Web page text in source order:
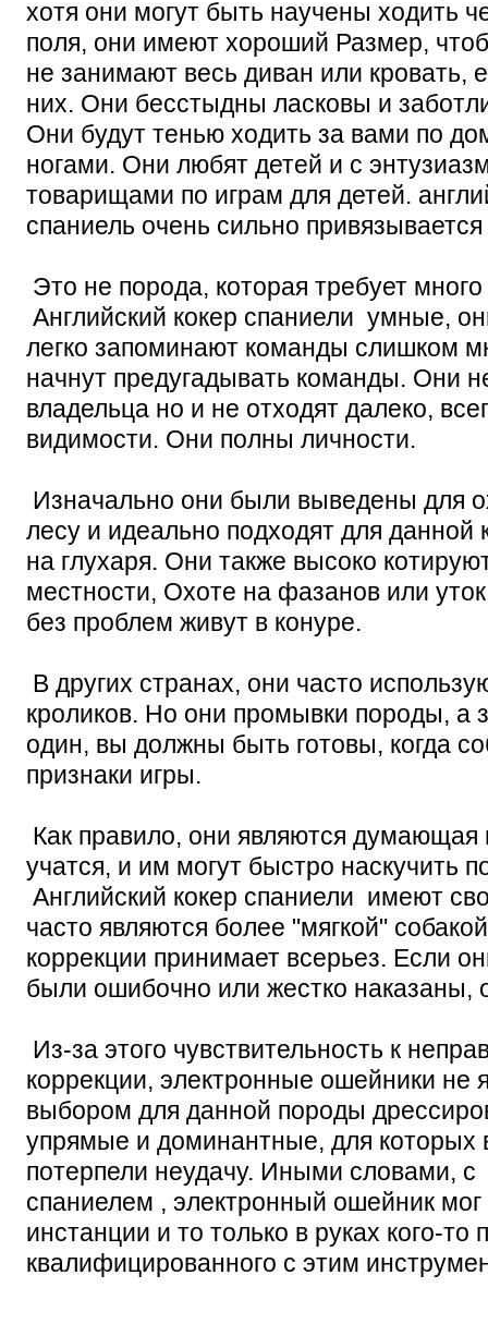
хотя они могут быть научены ходить
поля, они имеют хороший Размер,
не занимают весь диван или кровать,
них. Они бесстыдны ласковы и
Они будут тенью ходить за вами по
ногами. Они любят детей и с
товарищами по играм для детей.
спаниель очень сильно
Это не порода, которая требует
Английский кокер спаниели умные,
легко запоминают команды слишком
начнут предугадывать команды. Они
владельца но и не отходят далеко,
видимости. Они полны личности.
Изначально они были выведены для
лесу и идеально подходят для данной
на глухаря. Они также высоко
местности, Охоте на фазанов или
без проблем живут в конуре.
В других странах, они часто
кроликов. Но они промывки породы, а
один, вы должны быть готовы, когда
признаки игры.
Как правило, они являются
учатся, и им могут быстро наскучить
Английский кокер спаниели имеют
часто являются более "мягкой"
коррекции принимает всерьез. Если
были ошибочно или жестко наказаны,
Из-за этого чувствительность к
коррекции, электронные ошейники не
выбором для данной породы
упрямые и доминантные, для которых
потерпели неудачу. Иными словами, с
спаниелем , электронный ошейник
инстанции и то только в руках кого-
квалифицированного с этим